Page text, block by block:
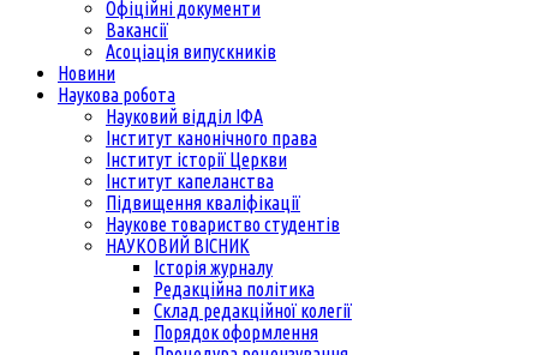
Офіційні документи
Вакансії
Асоціація випускників
Новини
Наукова робота
Науковий відділ ІФА
Інститут канонічного права
Інститут історії Церкви
Інститут капеланства
Підвищення кваліфікації
Наукове товариство студентів
НАУКОВИЙ ВІСНИК
Історія журналу
Редакційна політика
Склад редакційної колегії
Порядок оформлення